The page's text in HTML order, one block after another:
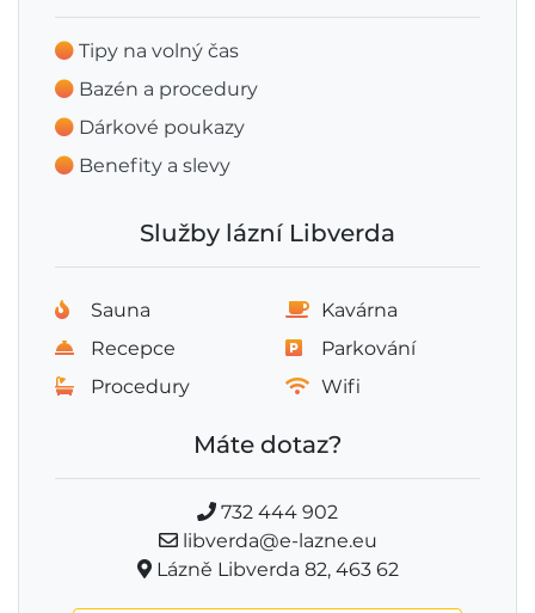
Tipy na volný čas
Bazén a procedury
Dárkové poukazy
Benefity a slevy
Služby lázní Libverda
Sauna
Kavárna
Recepce
Parkování
Procedury
Wifi
Máte dotaz?
732 444 902
libverda@e-lazne.eu
Lázně Libverda 82, 463 62